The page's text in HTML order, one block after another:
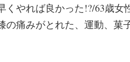
やれば良かった!?/63歳女
痛みがとれた、運動、菓